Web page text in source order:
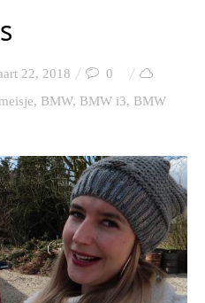
22, 2018
0
, BMW, BMW i3, BMW